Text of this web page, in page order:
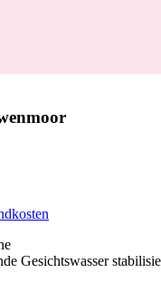
Gesichtswasser